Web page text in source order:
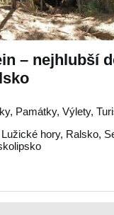
– nejhlubší
Památky, Výlety,
Lužické hory, Ralsko,